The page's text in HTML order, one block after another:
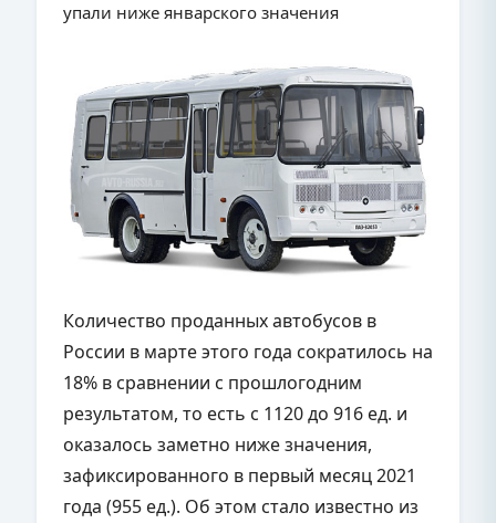
упали ниже январского значения
Количество проданных автобусов в
России в марте этого года сократилось на
18% в сравнении с прошлогодним
результатом, то есть с 1120 до 916 ед. и
оказалось заметно ниже значения,
зафиксированного в первый месяц 2021
года (955 ед.). Об этом стало известно из